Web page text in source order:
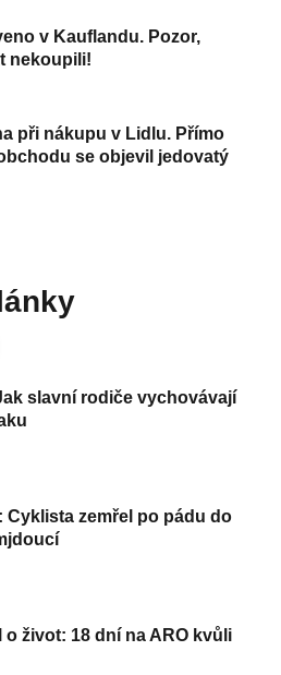
v Kauflandu. Pozor,
nekoupili!
při nákupu v Lidlu. Přímo
se objevil jedovatý
slavní rodiče vychovávají
Cyklista zemřel po pádu do
život: 18 dní na ARO kvůli